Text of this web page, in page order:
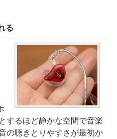
る
するほど静かな空間で音楽
の聴きとりやすさが最初か